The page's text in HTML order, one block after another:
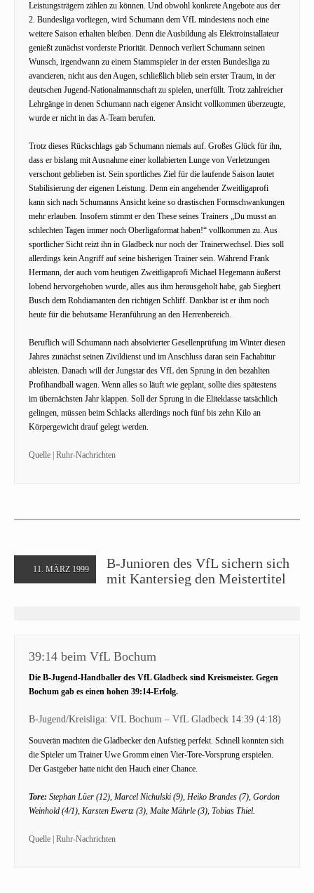
Leistungsträgern zählen zu können. Und obwohl konkrete Angebote aus der
2. Bundesliga vorliegen, wird Schumann dem VfL mindestens noch eine
weitere Saison erhalten bleiben. Denn die Ausbildung als Elektroinstallateur
genießt zunächst vorderste Priorität. Dennoch verliert Schumann seinen
Wunsch, irgendwann zu einem Stammspieler in der ersten Bundesliga zu
avancieren, nicht aus den Augen, schließlich blieb sein erster Traum, in der
deutschen Jugend-Nationalmannschaft zu spielen, unerfüllt. Trotz zahlreicher
Lehrgänge in denen Schumann nach eigener Ansicht vollkommen überzeugte,
wurde er nicht in das A-Team berufen.
Trotz dieses Rückschlags gab Schumann niemals auf. Großes Glück für ihn,
dass er bislang mit Ausnahme einer kollabierten Lunge von Verletzungen
verschont geblieben ist. Sein sportliches Ziel für die laufende Saison lautet
Stabilisierung der eigenen Leistung. Denn ein angehender Zweitligaprofi
kann sich nach Schumanns Ansicht keine so drastischen Formschwankungen
mehr erlauben. Insofern stimmt er den These seines Trainers „Du musst an
schlechten Tagen immer noch Oberligaformat haben!“ vollkommen zu. Aus
sportlicher Sicht reizt ihn in Gladbeck nur noch der Trainerwechsel. Dies soll
allerdings kein Angriff auf seine bisherigen Trainer sein. Während Frank
Hermann, der auch vom heutigen Zweitligaprofi Michael Hegemann äußerst
lobend hervorgehoben wurde, alles aus ihm herausgeholt habe, gab Siegbert
Busch dem Rohdiamanten den richtigen Schliff. Dankbar ist er ihm noch
heute für die behutsame Heranführung an den Herrenbereich.
Beruflich will Schumann nach absolvierter Gesellenprüfung im Winter diesen
Jahres zunächst seinen Zivildienst und im Anschluss daran sein Fachabitur
ableisten. Danach will der Jungstar des VfL den Sprung in den bezahlten
Profihandball wagen. Wenn alles so läuft wie geplant, sollte dies spätestens
im übernächsten Jahr klappen. Soll der Sprung in die Eliteklasse tatsächlich
gelingen, müssen beim Schlacks allerdings noch fünf bis zehn Kilo an
Körpergewicht drauf gelegt werden.
Quelle | Ruhr-Nachrichten
11. MÄRZ 1999
B-Junioren des VfL sichern sich
mit Kantersieg den Meistertitel
39:14 beim VfL Bochum
Die B-Jugend-Handballer des VfL Gladbeck sind Kreismeister. Gegen
Bochum gab es einen hohen 39:14-Erfolg.
B-Jugend/Kreisliga: VfL Bochum – VfL Gladbeck 14:39 (4:18)
Souverän machten die Gladbecker den Aufstieg perfekt. Schnell konnten sich
die Spieler um Trainer Uwe Gromm einen Vier-Tore-Vorsprung erspielen.
Der Gastgeber hatte nicht den Hauch einer Chance.
Tore: Stephan Lüer (12), Marcel Nichulski (9), Heiko Brandes (7), Gordon
Weinhold (4/1), Karsten Ewertz (3), Malte Mährle (3), Tobias Thiel.
Quelle | Ruhr-Nachrichten